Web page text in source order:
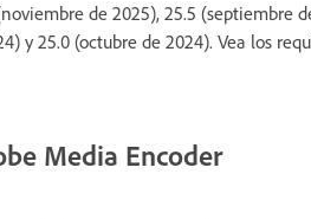
de 2025), 25.5 (septiembre
y 25.0 (octubre de 2024). Vea los
Media Encoder